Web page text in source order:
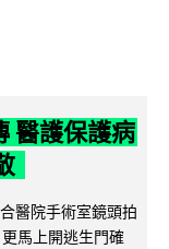
醫護保護病
醫院手術室鏡頭拍
馬上開逃生門確